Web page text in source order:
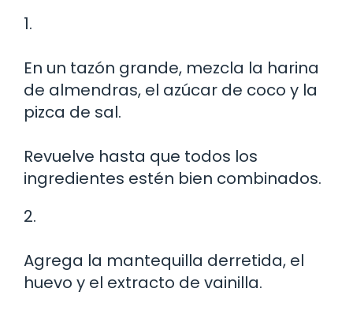
1.
En un tazón grande, mezcla la harina
de almendras, el azúcar de coco y la
pizca de sal.
Revuelve hasta que todos los
ingredientes estén bien combinados.
2.
Agrega la mantequilla derretida, el
huevo y el extracto de vainilla.